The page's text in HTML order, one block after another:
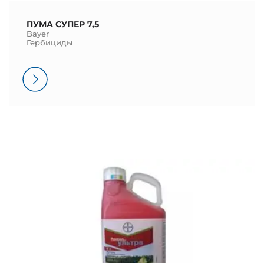
ПУМА СУПЕР 7,5
Bayer
Гербициды